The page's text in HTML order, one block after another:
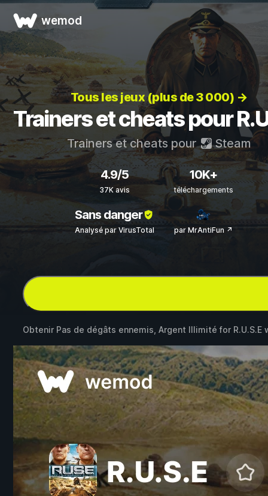
wemod
Tous les jeux (plus de 3 000) →
Trainers et cheats pour
Trainers et cheats pour Steam
4.9/5
37K avis
10K+
téléchargements
Sans danger
Analysé par VirusTotal par MrAntiFun ↗
Obtenir Pas de dégâts ennemis, Argent Illimité for R.U.S.E